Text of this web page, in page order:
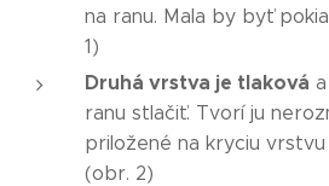
na ranu. Mala by byť
1)
Druhá vrstva je tlaková
ranu stlačiť. Tvorí ju
priložené na kryciu
(obr. 2)